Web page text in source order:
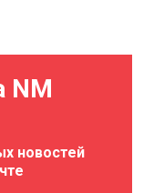
NM
новостей